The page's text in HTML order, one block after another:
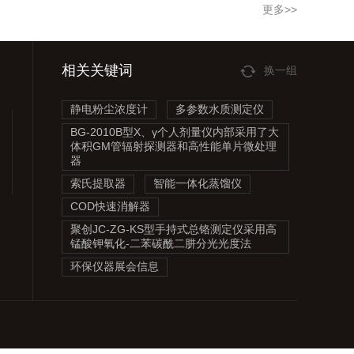
更多>>
相关关键词 换一组
静电粉尘浓度计
多参数水质测定仪
BG-2010B型X、γ个人剂量仪内部采用了大
体积GM管辐射探测器和高性能单片微处理
器
索氏提取器
智能一体化蒸馏仪
COD快速消解器
聚创JC-ZG-KS型手持式总铬测定仪采用高
锰酸钾氧化-二苯碳酰二肼分光光度法
环保仪器展会信息